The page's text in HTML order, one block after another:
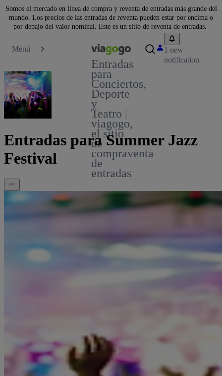
Somos el mercado en línea de compra y reventa de entradas más grande del
mundo. Los precios de las entradas de reventa pueden estar por encima o
por debajo del valor nominal. Este es un sitio de reventa de entradas.
Menú
Entradas
para
Conciertos,
Deporte
y
Teatro |
viagogo,
el sitio
de
compraventa
de
entradas
1 new
notification
Entradas para Summer Jazz
Festival